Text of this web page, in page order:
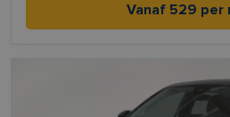
Vanaf 529 per